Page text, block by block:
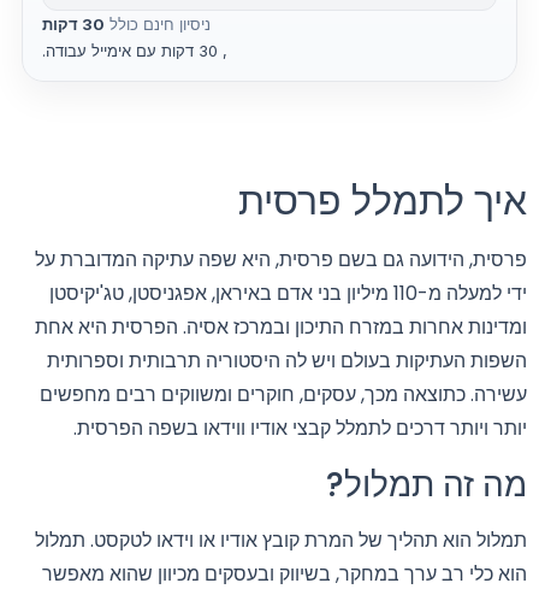
ניסיון חינם כולל 30 דקות
, 30 דקות עם אימייל עבודה.
איך לתמלל פרסית
פרסית, הידועה גם בשם פרסית, היא שפה עתיקה המדוברת על
ידי למעלה מ-110 מיליון בני אדם באיראן, אפגניסטן, טג'יקיסטן
ומדינות אחרות במזרח התיכון ובמרכז אסיה. הפרסית היא אחת
השפות העתיקות בעולם ויש לה היסטוריה תרבותית וספרותית
עשירה. כתוצאה מכך, עסקים, חוקרים ומשווקים רבים מחפשים
יותר ויותר דרכים לתמלל קבצי אודיו ווידאו בשפה הפרסית.
מה זה תמלול?
תמלול הוא תהליך של המרת קובץ אודיו או וידאו לטקסט. תמלול
הוא כלי רב ערך במחקר, בשיווק ובעסקים מכיוון שהוא מאפשר